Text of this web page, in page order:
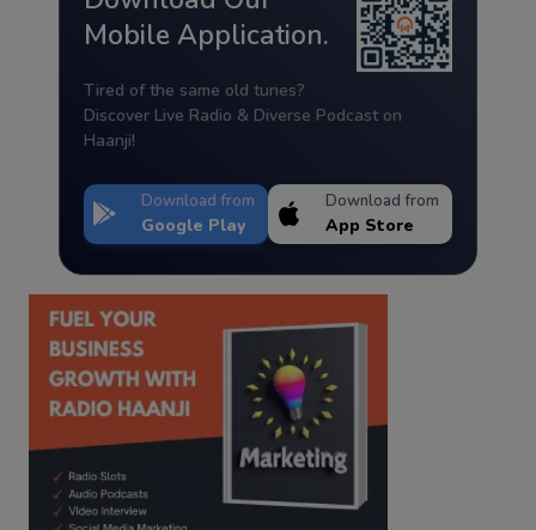
Mobile Application.
Tired of the same old tunes?
Discover Live Radio & Diverse Podcast on
Haanji!
Download from
Google Play
Download from
App Store